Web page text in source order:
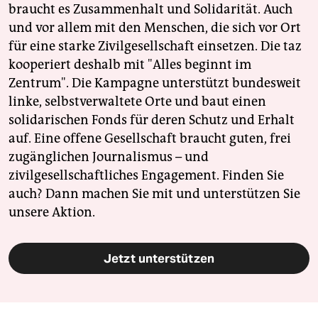
braucht es Zusammenhalt und Solidarität. Auch
und vor allem mit den Menschen, die sich vor Ort
für eine starke Zivilgesellschaft einsetzen. Die taz
kooperiert deshalb mit "Alles beginnt im
Zentrum". Die Kampagne unterstützt bundesweit
linke, selbstverwaltete Orte und baut einen
solidarischen Fonds für deren Schutz und Erhalt
auf. Eine offene Gesellschaft braucht guten, frei
zugänglichen Journalismus – und
zivilgesellschaftliches Engagement. Finden Sie
auch? Dann machen Sie mit und unterstützen Sie
unsere Aktion.
Jetzt unterstützen